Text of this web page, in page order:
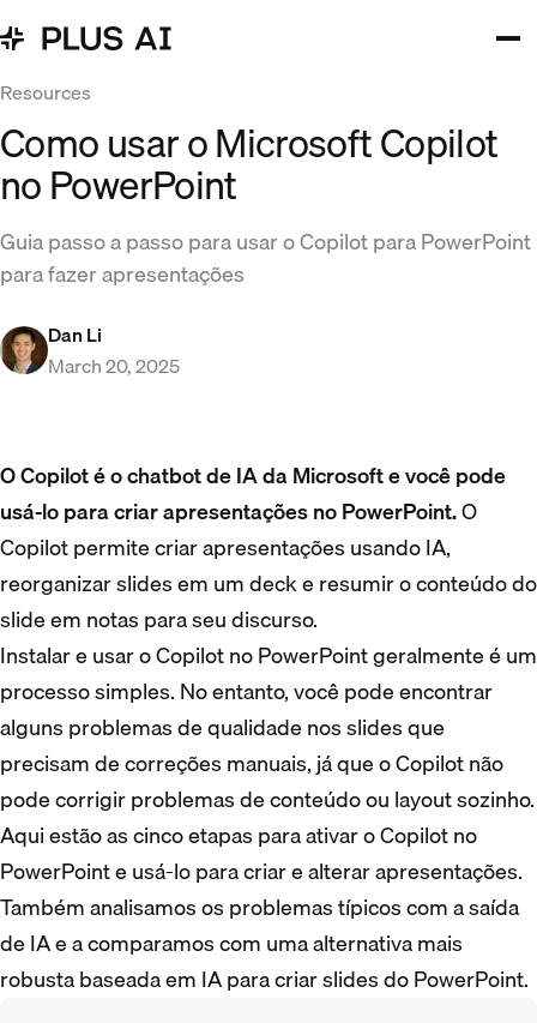
Resources
Como usar o Microsoft Copilot
no PowerPoint
Guia passo a passo para usar o Copilot para PowerPoint
para fazer apresentações
Dan Li
March 20, 2025
O Copilot é o chatbot de IA da Microsoft e você pode
usá-lo para criar apresentações no PowerPoint.O
Copilot permite criar apresentações usando IA,
reorganizar slides em um deck e resumir o conteúdo do
slide em notas para seu discurso.
Instalar e usar o Copilot no PowerPoint geralmente é um
processo simples. No entanto, você pode encontrar
alguns problemas de qualidade nos slides que
precisam de correções manuais, já que o Copilot não
pode corrigir problemas de conteúdo ou layout sozinho.
Aqui estão as cinco etapas para ativar o Copilot no
PowerPoint e usá-lo para criar e alterar apresentações.
Também analisamos os problemas típicos com a saída
de IA e a comparamos com uma alternativa mais
robusta baseada em IA para criar slides do PowerPoint.